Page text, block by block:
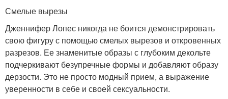
Смелые вырезы
Дженнифер Лопес никогда не боится демонстрировать
свою фигуру с помощью смелых вырезов и откровенных
разрезов. Ее знаменитые образы с глубоким декольте
подчеркивают безупречные формы и добавляют образу
дерзости. Это не просто модный прием, а выражение
уверенности в себе и своей сексуальности.